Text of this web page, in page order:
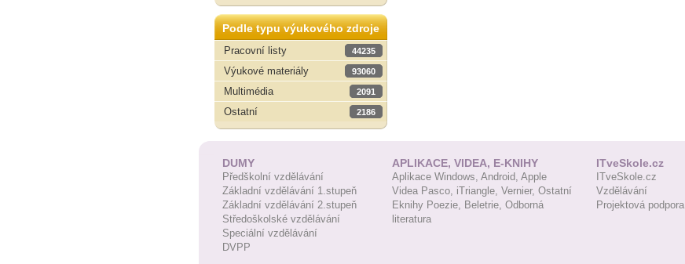
Podle typu výukového zdroje
Pracovní listy
44235
Výukové materiály 93060
Multimédia 2091
Ostatní 2186
DUMY
Předškolní vzdělávání
Základní vzdělávání 1.stupeň
Základní vzdělávání 2.stupeň
Středoškolské vzdělávání
Speciální vzdělávání
DVPP
APLIKACE, VIDEA, E-KNIHY
Aplikace Windows, Android, Apple
Videa Pasco, iTriangle, Vernier, Ostatní
Eknihy Poezie, Beletrie, Odborná
literatura
ITveSkole.cz
ITveSkole.cz
Vzdělávání
Projektová podpora